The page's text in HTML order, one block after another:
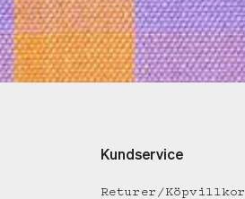
Kundservice
Returer/Köpvillkor